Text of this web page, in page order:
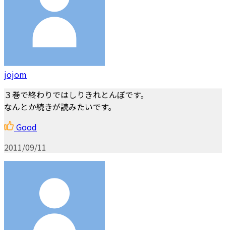
jojom
３巻で終わりではしりきれとんぼです。
なんとか続きが読みたいです。
Good
2011/09/11